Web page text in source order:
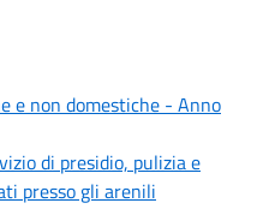
e non domestiche - Anno
di presidio, pulizia e
presso gli arenili